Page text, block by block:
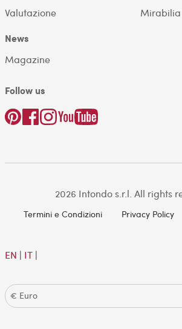
Valutazione
Mirabilia
News
Magazine
Follow us
2026 Intondo s.r.l. All rights
Termini e Condizioni Privacy Policy
EN | IT|